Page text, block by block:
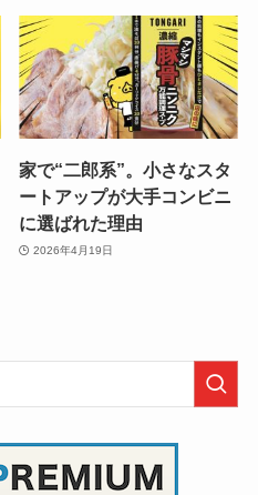
家で“二郎系”。小さなスタ
ートアップが大手コンビニ
に選ばれた理由
2026年4月19日